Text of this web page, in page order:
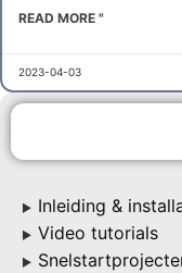
▶ Inleiding &
▶ Video tutorials
▶
READ MORE "
2023-04-03